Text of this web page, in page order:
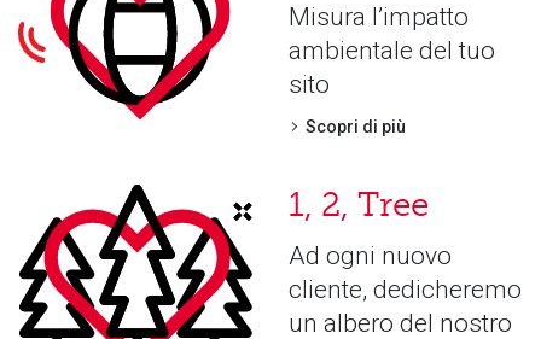
Misura l’impatto
ambientale del tuo
sito
Scopri di più
1, 2, Tree
Ad ogni nuovo
cliente, dedicheremo
un albero del nostro